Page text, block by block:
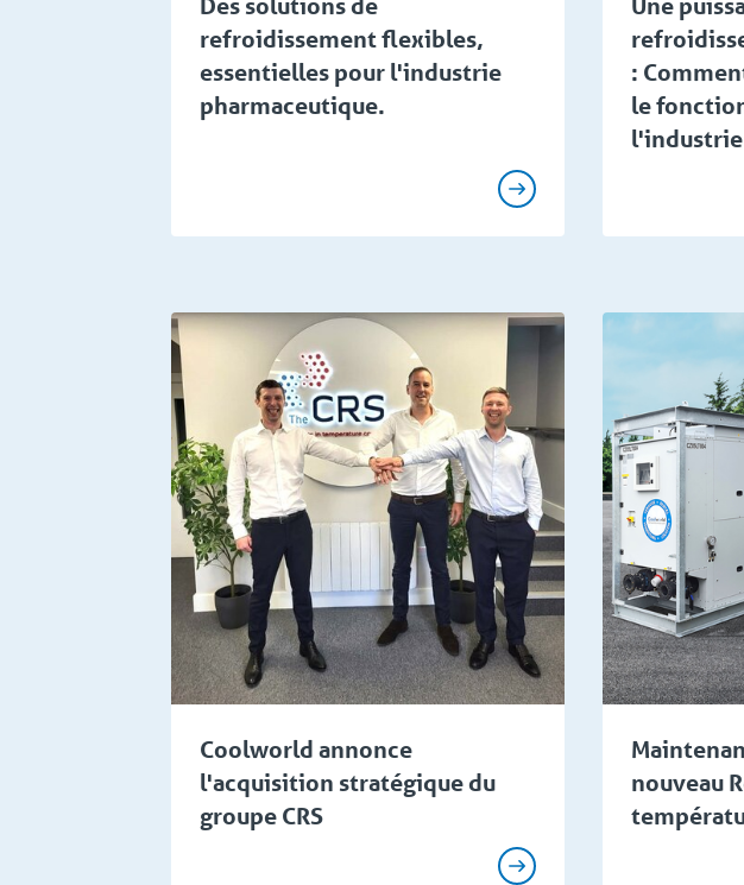
refroidissement flexibles,
essentielles pour l'industrie
pharmaceutique.
:
le
Coolworld annonce
l'acquisition stratégique du
groupe CRS
Flash spécial
nouveau